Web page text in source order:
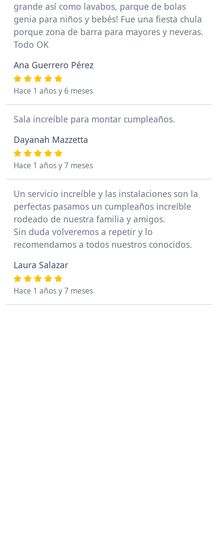
grande así como lavabos, parque de bolas
genia para niños y bebés! Fue una fiesta chula
porque zona de barra para mayores y neveras.
Todo OK
Ana Guerrero Pérez
Hace 1 años y 6 meses
Sala increíble para montar cumpleaños.
Dayanah Mazzetta
Hace 1 años y 7 meses
Un servicio increíble y las instalaciones son la
perfectas pasamos un cumpleaños increíble
rodeado de nuestra familia y amigos.
Sin duda volveremos a repetir y lo
recomendamos a todos nuestros conocidos.
Laura Salazar
Hace 1 años y 7 meses